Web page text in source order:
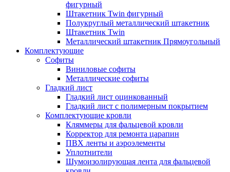
фигурный
Штакетник Twin фигурный
Полукруглый металлический штакетник
Штакетник Twin
Металлический штакетник Прямоугольный
Комплектующие
Cофиты
Виниловые софиты
Металлические софиты
Гладкий лист
Гладкий лист оцинкованный
Гладкий лист с полимерным покрытием
Комплектующие кровли
Кляммеры для фальцевой кровли
Корректор для ремонта царапин
ПВХ ленты и аэроэлементы
Уплотнители
Шумоизолирующая лента для фальцевой